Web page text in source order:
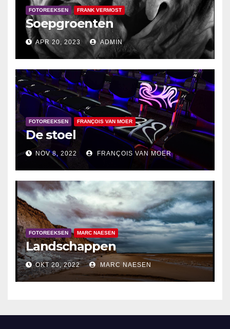
FOTOREEKSEN FRANK VERMOST
Soepgroenten
APR 20, 2023 ADMIN
FOTOREEKSEN FRANÇOIS VAN MOER
De stoel
NOV 8, 2022 FRANÇOIS VAN MOER
FOTOREEKSEN MARC NAESEN
Landschappen
OKT 20, 2022 MARC NAESEN